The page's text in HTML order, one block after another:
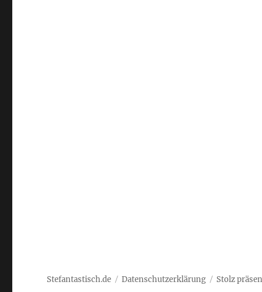
Stefantastisch.de Datenschutzerklärung Stolz